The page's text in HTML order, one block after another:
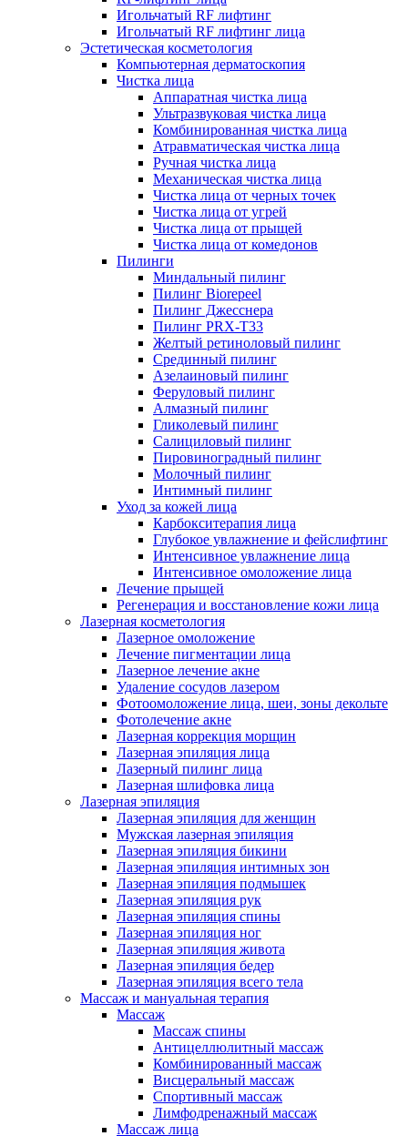
Игольчатый RF лифтинг
Игольчатый RF лифтинг лица
Эстетическая косметология
Компьютерная дерматоскопия
Чистка лица
Аппаратная чистка лица
Ультразвуковая чистка лица
Комбинированная чистка лица
Атравматическая чистка лица
Ручная чистка лица
Механическая чистка лица
Чистка лица от черных точек
Чистка лица от угрей
Чистка лица от прыщей
Чистка лица от комедонов
Пилинги
Миндальный пилинг
Пилинг Biorepeel
Пилинг Джесснера
Пилинг PRX-T33
Желтый ретиноловый пилинг
Срединный пилинг
Азелаиновый пилинг
Феруловый пилинг
Алмазный пилинг
Гликолевый пилинг
Салициловый пилинг
Пировиноградный пилинг
Молочный пилинг
Интимный пилинг
Уход за кожей лица
Карбокситерапия лица
Глубокое увлажнение и фейслифтинг
Интенсивное увлажнение лица
Интенсивное омоложение лица
Лечение прыщей
Регенерация и восстановление кожи лица
Лазерная косметология
Лазерное омоложение
Лечение пигментации лица
Лазерное лечение акне
Удаление сосудов лазером
Фотоомоложение лица, шеи, зоны декольте
Фотолечение акне
Лазерная коррекция морщин
Лазерная эпиляция лица
Лазерный пилинг лица
Лазерная шлифовка лица
Лазерная эпиляция
Лазерная эпиляция для женщин
Мужская лазерная эпиляция
Лазерная эпиляция бикини
Лазерная эпиляция интимных зон
Лазерная эпиляция подмышек
Лазерная эпиляция рук
Лазерная эпиляция спины
Лазерная эпиляция ног
Лазерная эпиляция живота
Лазерная эпиляция бедер
Лазерная эпиляция всего тела
Массаж и мануальная терапия
Массаж
Массаж спины
Антицеллюлитный массаж
Комбинированный массаж
Висцеральный массаж
Спортивный массаж
Лимфодренажный массаж
Массаж лица